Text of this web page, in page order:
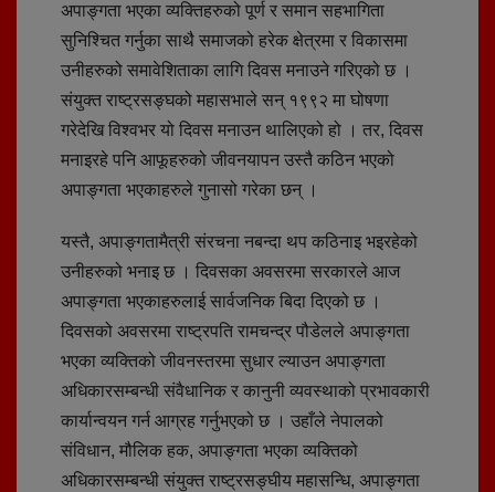
अपाङ्गता भएका व्यक्तिहरुको पूर्ण र समान सहभागिता
सुनिश्चित गर्नुका साथै समाजको हरेक क्षेत्रमा र विकासमा
उनीहरुको समावेशिताका लागि दिवस मनाउने गरिएको छ ।
संयुक्त राष्ट्रसङ्घको महासभाले सन् १९९२ मा घोषणा
गरेदेखि विश्वभर यो दिवस मनाउन थालिएको हो । तर, दिवस
मनाइरहे पनि आफूहरुको जीवनयापन उस्तै कठिन भएको
अपाङ्गता भएकाहरुले गुनासो गरेका छन् ।
यस्तै, अपाङ्गतामैत्री संरचना नबन्दा थप कठिनाइ भइरहेको
उनीहरुको भनाइ छ । दिवसका अवसरमा सरकारले आज
अपाङ्गता भएकाहरुलाई सार्वजनिक बिदा दिएको छ ।
दिवसको अवसरमा राष्ट्रपति रामचन्द्र पौडेलले अपाङ्गता
भएका व्यक्तिको जीवनस्तरमा सुधार ल्याउन अपाङ्गता
अधिकारसम्बन्धी संवैधानिक र कानुनी व्यवस्थाको प्रभावकारी
कार्यान्वयन गर्न आग्रह गर्नुभएको छ । उहाँले नेपालको
संविधान, मौलिक हक, अपाङ्गता भएका व्यक्तिको
अधिकारसम्बन्धी संयुक्त राष्ट्रसङ्घीय महासन्धि, अपाङ्गता